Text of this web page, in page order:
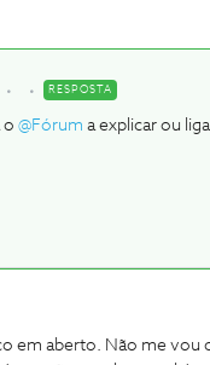
RESPOSTA
o @Fórum a explicar ou
em aberto. Não me